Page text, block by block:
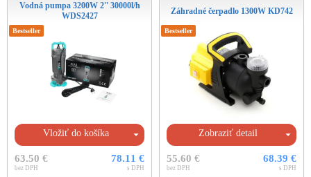
Vodná pumpa 3200W 2'' 30000l/h
WDS2427
Bestseller
Vložiť do košíka
63.50 €
bez DPH
78.11 €
s DPH
Záhradné čerpadlo 1300W KD742
Bestseller
Zobraziť detail
55.60 €
bez DPH
68.39 €
s DPH